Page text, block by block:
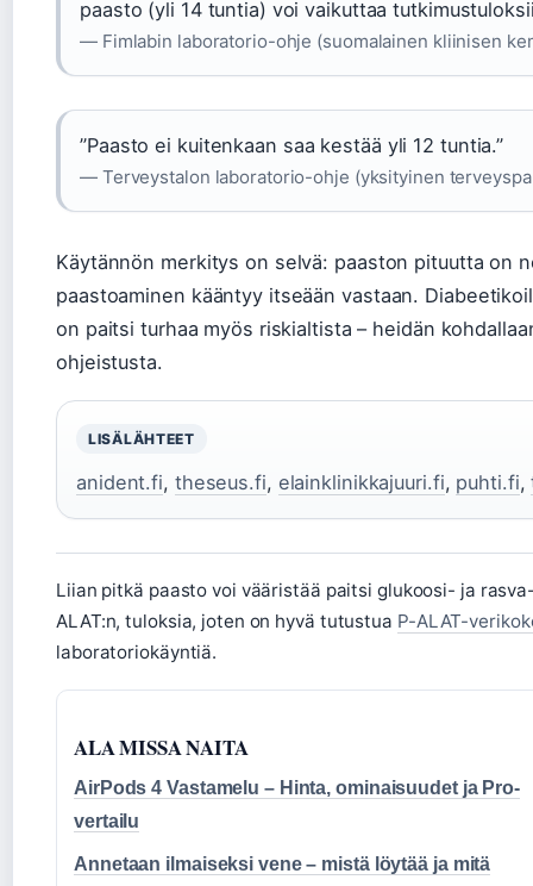
paasto (yli 14 tuntia) voi vaikuttaa
— Fimlabin laboratorio-ohje (suomalainen kliinisen
”Paasto ei kuitenkaan saa kestää yli 12 tuntia.”
— Terveystalon laboratorio-ohje (yksityinen
Käytännön merkitys on selvä: paaston pituutta on
paastoaminen kääntyy itseään vastaan.
on paitsi turhaa myös riskialtista – heidän
ohjeistusta.
LISÄLÄHTEET
anident.fi, theseus.fi, elainklinikkajuuri.fi, puhti.fi,
Liian pitkä paasto voi vääristää paitsi glukoosi- ja
ALAT:n, tuloksia, joten on hyvä tutustua P-ALAT-
laboratoriokäyntiä.
ALA MISSA NAITA
AirPods 4 Vastamelu – Hinta, ominaisuudet ja Pro-
vertailu
Annetaan ilmaiseksi vene – mistä löytää ja mitä